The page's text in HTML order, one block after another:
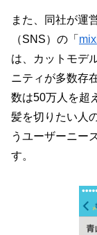
また、同社が運
（SNS）の「
は、カットモデ
ニティが多数存
数は50万人を超
髪を切りたい人
うユーザーニー
す。